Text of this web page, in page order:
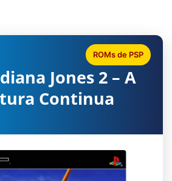
Jones 2 – A
Continua
ROMs de PSP